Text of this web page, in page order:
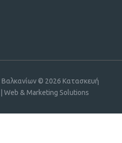
Βαλκανίων © 2026 Κατασκευή
Web & Marketing Solutions